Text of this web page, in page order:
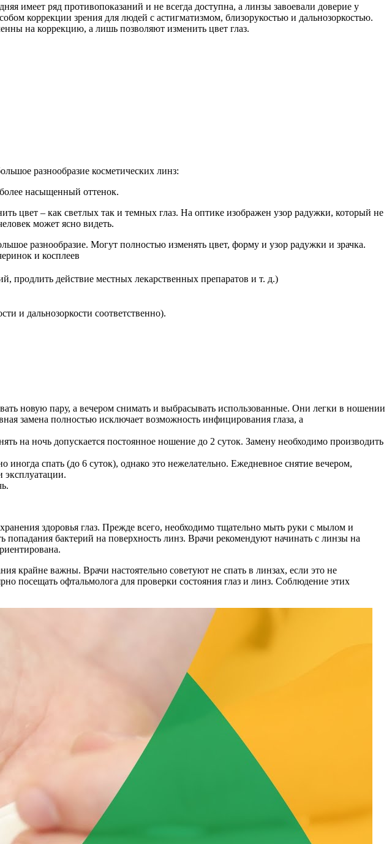
имеет ряд противопоказаний и не всегда доступна, а линзы завоевали доверие у
коррекции зрения для людей с астигматизмом, близорукостью и дальнозоркостью.
на коррекцию, а лишь позволяют изменить цвет глаз.
разнообразие косметических линз:
насыщенный оттенок.
цвет – как светлых так и темных глаз. На оптике изображен узор радужки, который не
может ясно видеть.
разнообразие. Могут полностью изменять цвет, форму и узор радужки и зрачка.
и косплеев
продлить действие местных лекарственных препаратов и т. д.)
и дальнозоркости соответственно).
новую пару, а вечером снимать и выбрасывать использованные. Они легки в ношении
замена полностью исключает возможность инфицирования глаза, а
на ночь допускается постоянное ношение до 2 суток. Замену необходимо производить
спать (до 6 суток), однако это нежелательно. Ежедневное снятие вечером,
эксплуатации.
здоровья глаз. Прежде всего, необходимо тщательно мыть руки с мылом и
бактерий на поверхность линз. Врачи рекомендуют начинать с линзы на
крайне важны. Врачи настоятельно советуют не спать в линзах, если это не
посещать офтальмолога для проверки состояния глаз и линз. Соблюдение этих